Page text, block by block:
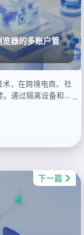
器的多账户管
术，在跨境电商、社
通过隔离设备和用
下一篇